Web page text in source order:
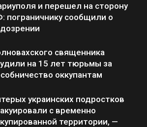
и перешел на сторону
пограничнику сообщили о
священника
на 15 лет тюрьмы за
оккупантам
украинских подростков
с временно
территории, —